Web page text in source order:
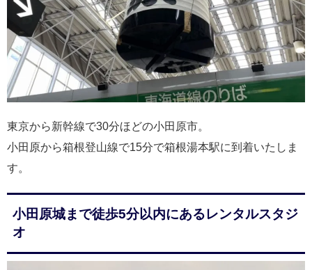
東京から新幹線で30分ほどの小田原市。
小田原から箱根登山線で15分で箱根湯本駅に到着いたしま
す。
小田原城まで徒歩5分以内にあるレンタルスタジ
オ